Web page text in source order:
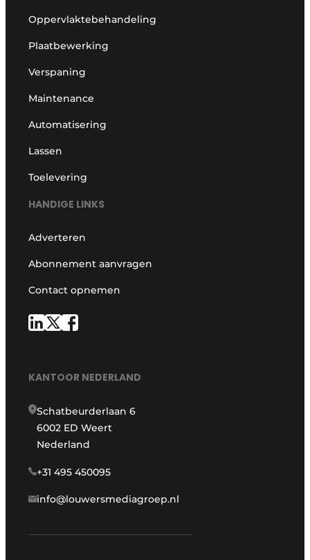
Oppervlaktebehandeling
Plaatbewerking
Verspaning
Maintenance
Automatisering
Lassen
Toelevering
HANDIGE LINKS
Adverteren
Abonnement aanvragen
Contact opnemen
KANTOOR NEDERLAND
Schatbeurderlaan 6
6002 ED Weert
Nederland
+31 495 450095
info@louwersmediagroep.nl